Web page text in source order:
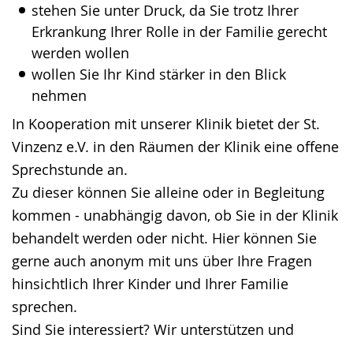
stehen Sie unter Druck, da Sie trotz Ihrer
Erkrankung Ihrer Rolle in der Familie gerecht
werden wollen
wollen Sie Ihr Kind stärker in den Blick
nehmen
In Kooperation mit unserer Klinik bietet der St.
Vinzenz e.V. in den Räumen der Klinik eine offene
Sprechstunde an.
Zu dieser können Sie alleine oder in Begleitung
kommen - unabhängig davon, ob Sie in der Klinik
behandelt werden oder nicht. Hier können Sie
gerne auch anonym mit uns über Ihre Fragen
hinsichtlich Ihrer Kinder und Ihrer Familie
sprechen.
Sind Sie interessiert? Wir unterstützen und